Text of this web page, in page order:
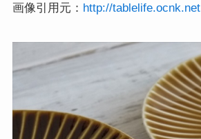
画像引用元： http://tablelife.ocnk.net